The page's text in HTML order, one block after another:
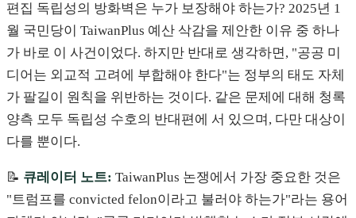
편집 독립성의 방화벽은 누가 보장해야 하는가? 2025년 1
월 국민당이 TaiwanPlus 예산 삭감을 제안한 이유 중 하나
가 바로 이 사건이었다. 하지만 반대로 생각하면, "공공 미
디어는 외교적 고려에 부합해야 한다"는 정부의 태도 자체
가 팔길이 원칙을 위반하는 것이다. 같은 문제에 대해 청록
양측 모두 독립성 수호의 반대편에 서 있으며, 다만 대상이
다를 뿐이다.
📝 큐레이터 노트: TaiwanPlus 논쟁에서 가장 중요한 것은
"트럼프를 convicted felon이라고 불러야 하는가"라는 용어